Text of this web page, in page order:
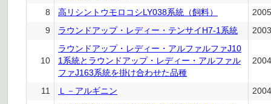
8 高リシントウモロコシLY038系統（飼料）
9
ラウンドアップ・レディー・テンサイH7-1系統
10
ラウンドアップ・レディー・アルファルファJ10
1系統とラウンドアップ・レディー・アルファル
ファJ163系統を掛け合わせた品種
11 Ｌ－アルギニン